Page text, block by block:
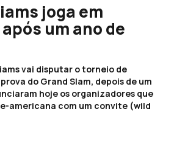
joga em
um ano de
vai disputar o torneio de
do Grand Slam, depois de um
hoje os organizadores que
americana com um convite (wild